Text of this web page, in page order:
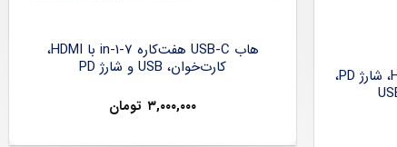
هاب USB-C شش‌کاره با HDMI 4K، شارژ PD،
هاب USB-C هفت‌کاره 7-in-1 با HDMI،
کارت‌خوان، USB و شارژ PD
۳,۰۰۰,۰۰۰ تومان